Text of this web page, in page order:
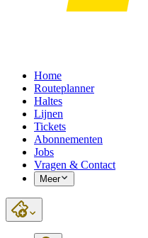
Home
Routeplanner
Haltes
Lijnen
Tickets
Abonnementen
Jobs
Vragen & Contact
Meer